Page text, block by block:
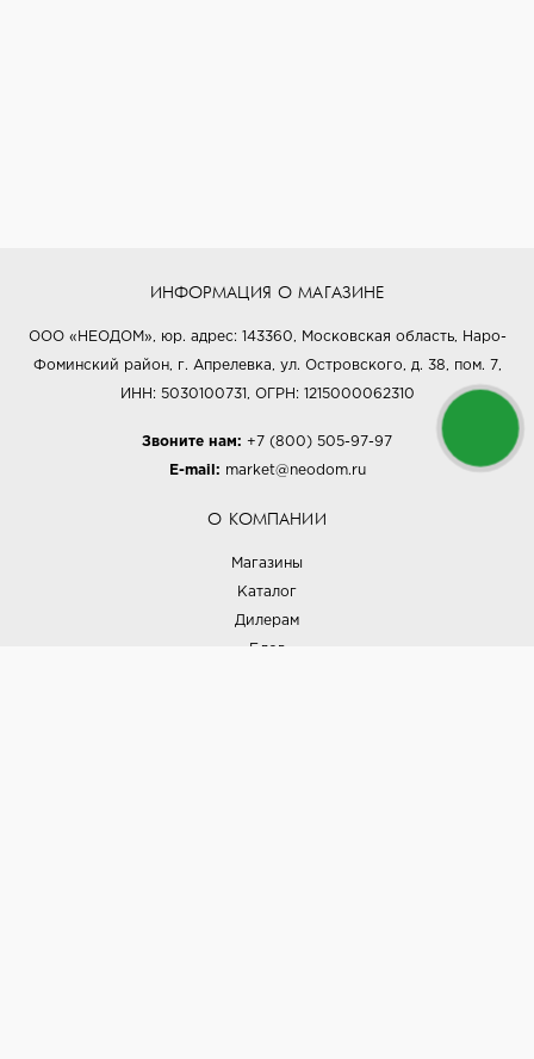
ИНФОРМАЦИЯ О МАГАЗИНЕ
ООО «НЕОДОМ», юр. адрес: 143360, Московская область, Наро-
Фоминский район, г. Апрелевка, ул. Островского, д. 38, пом. 7,
ИНН: 5030100731, ОГРН: 1215000062310
Звоните нам: +7 (800) 505-97-97
E-mail: market@neodom.ru
О КОМПАНИИ
Магазины
Каталог
Дилерам
Блог